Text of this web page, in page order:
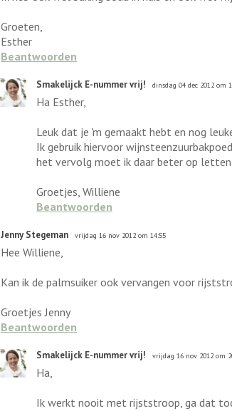
Groeten,
Esther
Beantwoorden
Smakelijck E-nummer vrij! dinsdag 04 dec 2012 om
Ha Esther,
Leuk dat je 'm gemaakt hebt en nog
Ik gebruik hiervoor
het vervolg moet ik daar beter op
Groetjes, Williene
Beantwoorden
Jenny Stegeman vrijdag 16 nov 2012 om 14:55
Hee Williene,
Kan ik de palmsuiker ook vervangen voor
Groetjes Jenny
Beantwoorden
Smakelijck E-nummer vrij! vrijdag 16 nov 2012 om
Ha,
Ik werkt nooit met rijststroop, ga dat